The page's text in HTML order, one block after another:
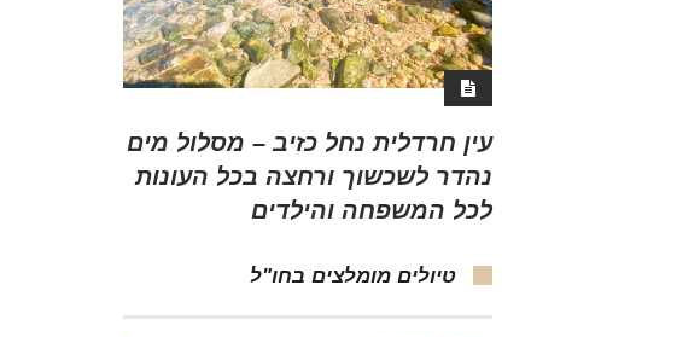
עין חרדלית נחל כזיב – מסלול מים
נהדר לשכשוך ורחצה בכל העונות
לכל המשפחה והילדים
טיולים מומלצים בחו"ל